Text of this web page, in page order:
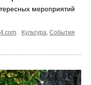
мероприятий
. Культура, События